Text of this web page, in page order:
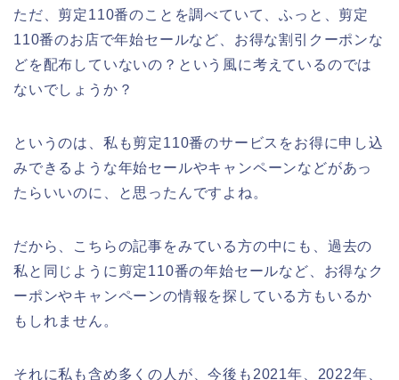
ただ、剪定110番のことを調べていて、ふっと、剪定
110番のお店で年始セールなど、お得な割引クーポンな
どを配布していないの？という風に考えているのでは
ないでしょうか？
というのは、私も剪定110番のサービスをお得に申し込
みできるような年始セールやキャンペーンなどがあっ
たらいいのに、と思ったんですよね。
だから、こちらの記事をみている方の中にも、過去の
私と同じように剪定110番の年始セールなど、お得なク
ーポンやキャンペーンの情報を探している方もいるか
もしれません。
それに私も含め多くの人が、今後も2021年、2022年、